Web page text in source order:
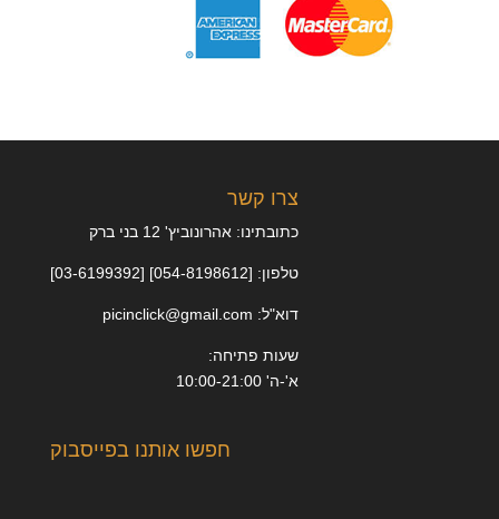
צרו קשר
כתובתינו: אהרונוביץ' 12 בני ברק
טלפון: [054-8198612] [03-6199392]
דוא"ל: picinclick@gmail.com
שעות פתיחה:
א'-ה' 10:00-21:00
חפשו אותנו בפייסבוק